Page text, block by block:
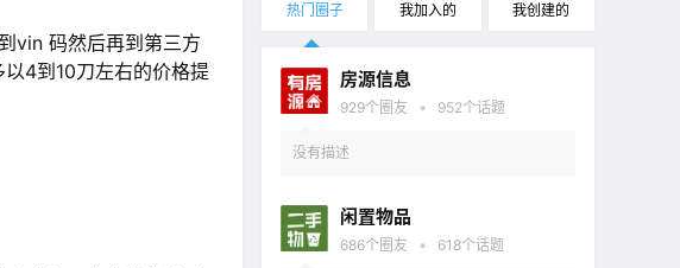
vin 码然后再到第三方
4到10刀左右的价格提
热门圈子 我加入的 我创建的
房源信息
929个圈友 • 952个话题
没有描述
闲置物品
686个圈友 • 618个话题